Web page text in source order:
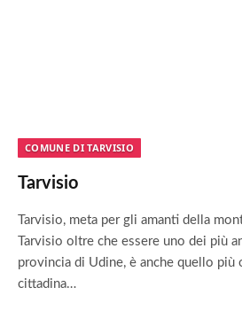
COMUNE DI TARVISIO
Tarvisio
Tarvisio, meta per gli amanti della
Tarvisio oltre che essere uno dei più
provincia di Udine, è anche quello più
cittadina…